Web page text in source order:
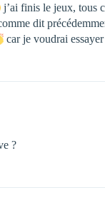
j’ai finis le jeux, tous
dit
car je voudrai
?